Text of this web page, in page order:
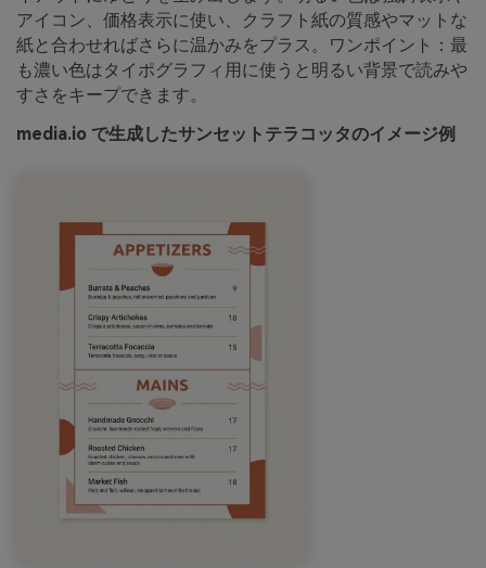
アイコン、価格表示に使い、クラフト紙の質感やマットな
紙と合わせればさらに温かみをプラス。ワンポイント：最
も濃い色はタイポグラフィ用に使うと明るい背景で読みや
すさをキープできます。
media.io で生成したサンセットテラコッタのイメージ例